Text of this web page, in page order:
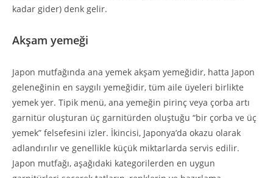
kadar gider) denk gelir.
Akşam yemeği
Japon mutfağında ana yemek akşam yemeğidir, hatta Japon
geleneğinin en saygılı yemeğidir, tüm aile üyeleri birlikte
yemek yer. Tipik menü, ana yemeğin pirinç veya çorba artı
garnitür oluşturan üç garnitürden oluştuğu “bir çorba ve üç
yemek” felsefesini izler. İkincisi, Japonya’da okazu olarak
adlandırılır ve genellikle küçük miktarlarda servis edilir.
Japon mutfağı, aşağıdaki kategorilerden en uygun